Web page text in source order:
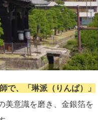
で、「琳派（りんぱ）」
美意識を磨き、金銀箔を